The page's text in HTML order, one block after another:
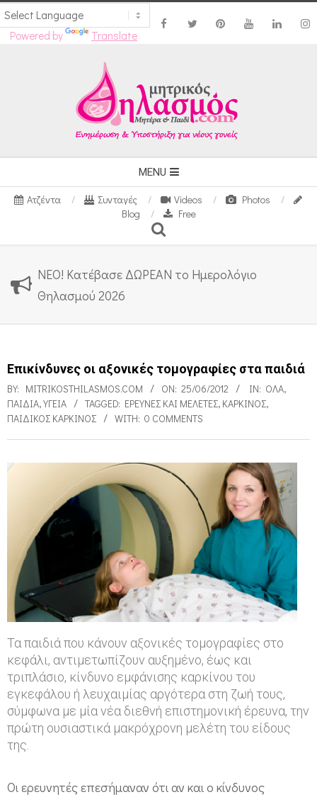
Powered by Translate
Navigation
Menu
MENU
Ατζέντα Συνταγές Videos
Photos
Blog
Free
Search
ΝΕΟ! Κατέβασε ΔΩΡΕΑΝ το Ημερολόγιο
Θηλασμού 2026
Επικίνδυνες οι αξονικές τομογραφίες στα παιδιά
BY: MITRIKOSTHILASMOS.COM ON: 25/06/2012 IN: ΌΛΑ,
ΠΑΙΔΙΑ,ΥΓΕΊΑ TAGGED: ΕΡΕΥΝΕΣ ΚΑΙ ΜΕΛΈΤΕΣ, ΚΑΡΚΊΝΟΣ,
ΠΑΙΔΙΚΌΣ ΚΑΡΚΊΝΟΣ
WITH: 0 COMMENTS
ν
δ
υ
ν
ε
ς
ο
α
Τα παιδιά που κάνουν αξονικές τομογραφίες στο
κεφάλι, αντιμετωπίζουν αυξημένο, έως και
τριπλάσιο, κίνδυνο εμφάνισης καρκίνου του
εγκεφάλου ή λευχαιμίας αργότερα στη ζωή τους,
σύμφωνα με μία νέα διεθνή επιστημονική έρευνα, την
πρώτη ουσιαστικά μακρόχρονη μελέτη του είδους
της.
Οι ερευνητές επεσήμαναν ότι αν και ο κίνδυνος